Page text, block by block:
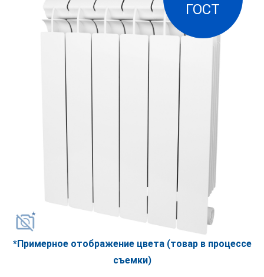
алюминия, передающего тепло окружающей
среде. Биметаллический радиатор быстро
реагирует на команды термостата и
обеспечивает режим комфортного отопления.
Радиатор предназначен для установки в жилых,
общественных и административных зданиях с
центральной или автономной системой
ГОСТ
*Примерное отображение цвета (товар в процессе
съемки)